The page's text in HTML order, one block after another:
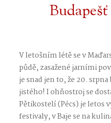
V letošním létě se v
půdě, zasažené jarními
je snad jen to, že 20.
jistého! I ohňostroj se
Pětikostelí (Pécs) je letos
festivaly, v Baje se na